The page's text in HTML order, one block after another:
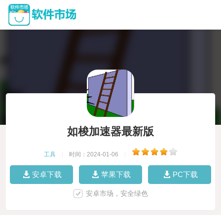
如梭加速器最新版
工具 时间：2024-01-06
安卓下载 苹果下载 PC下载
安卓市场，安全绿色